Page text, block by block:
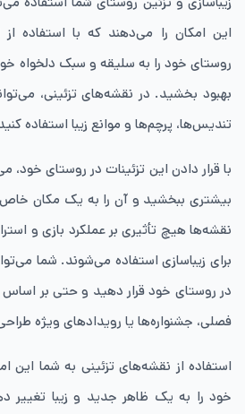
این امکان را می‌دهند که با استفاده
روستای خود را به سلیقه و سبک دلخواه
بهبود بخشید. در نقشه‌های تزئینی،
تندیس‌ها، پرچم‌ها و موانع زیبا استفاده
با قرار دادن این تزئینات در روستای خود،
بیشتری ببخشید و آن را به یک مکان
نقشه‌ها هیچ تأثیری بر عملکرد بازی و
برای زیباسازی استفاده می‌شوند. شما
در روستای خود قرار دهید و حتی بر
فصلی، جشنواره‌ها یا رویدادهای ویژه
استفاده از نقشه‌های تزئینی به شما این
خود را به یک ظاهر جدید و زیبا تغییر